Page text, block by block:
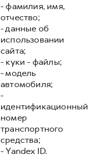
- фамилия, имя,
отчество;
- данные об
использовании
сайта;
- куки - файлы;
- модель
автомобиля;
-
идентификационный
номер
транспортного
средства;
- Yandex ID.